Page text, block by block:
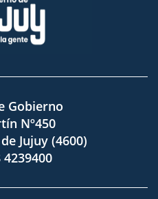
Gobierno
Nº450
Jujuy (4600)
4239400